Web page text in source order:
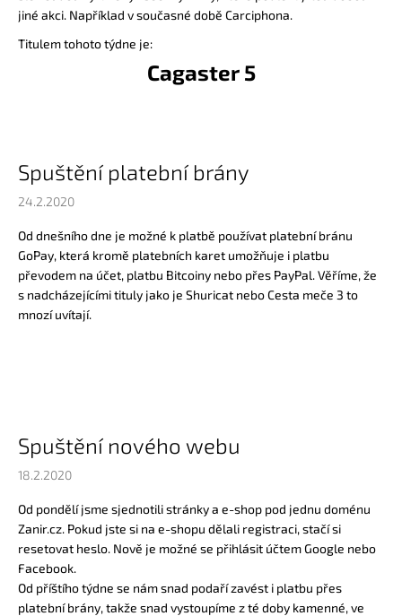
jiné akci. Například v současné době Carciphona.
Titulem tohoto týdne je:
Cagaster 5
Spuštění platební brány
24.2.2020
Od dnešního dne je možné k platbě používat platební bránu
GoPay, která kromě platebních karet umožňuje i platbu
převodem na účet, platbu Bitcoiny nebo přes PayPal. Věříme, že
s nadcházejícími tituly jako je Shuricat nebo Cesta meče 3 to
mnozí uvítají.
Spuštění nového webu
18.2.2020
Od pondělí jsme sjednotili stránky a e-shop pod jednu doménu
Zanir.cz. Pokud jste si na e-shopu dělali registraci, stačí si
resetovat heslo. Nově je možné se přihlásit účtem Google nebo
Facebook.
Od příštího týdne se nám snad podaří zavést i platbu přes
platební brány, takže snad vystoupíme z té doby kamenné, ve